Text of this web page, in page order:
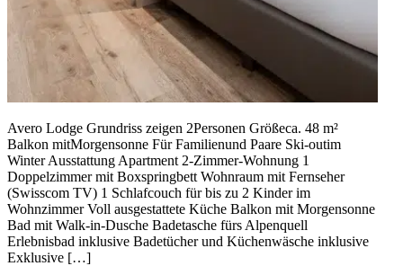
Avero Lodge Grundriss zeigen 2Personen Größeca. 48 m²
Balkon mitMorgen­sonne Für Familienund Paare Ski-outim
Winter Ausstattung Apartment 2-Zimmer-Wohnung 1
Doppelzimmer mit Boxspringbett Wohnraum mit Fernseher
(Swisscom TV) 1 Schlafcouch für bis zu 2 Kinder im
Wohnzimmer Voll ausgestattete Küche Balkon mit Morgensonne
Bad mit Walk-in-Dusche Badetasche fürs Alpenquell
Erlebnisbad inklusive Badetücher und Küchenwäsche inklusive
Exklusive […]